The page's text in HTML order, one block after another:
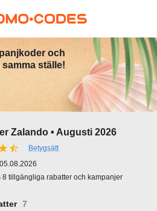
och
ställe!
Zalando • Augusti 2026
Betygsätt
05.08.2026
tillgängliga rabatter och kampanjer